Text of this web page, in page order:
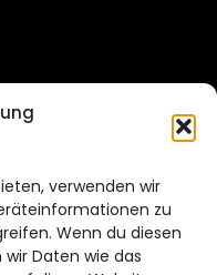
verwenden wir
zu
Wenn du diesen
Daten wie das